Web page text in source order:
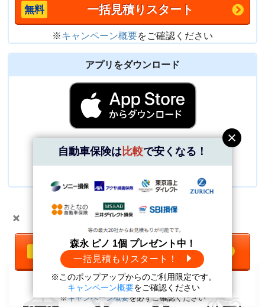
一括見積りスタート
※キャンペーン概要をご確認ください
アプリをダウンロード
自動車保険は比較で安くなる！
森永 ピノ 1個 プレゼント中！
一括見積もりスタート！
※このポップアップからのご利用限定です。
キャンペーン概要をご確認ください
一括見積もりをする
森永 ピノ1個プレゼント中！
※キャンペーン概要を必ずご確認ください